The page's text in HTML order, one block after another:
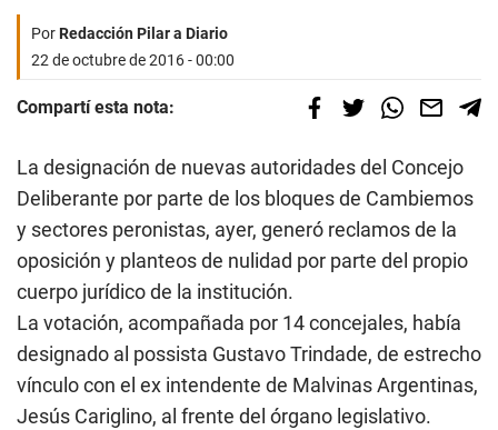
PorRedacción Pilar a Diario
22 de octubre de 2016 - 00:00
Compartí esta nota:
La designación de nuevas autoridades del Concejo
Deliberante por parte de los bloques de Cambiemos
y sectores peronistas, ayer, generó reclamos de la
oposición y planteos de nulidad por parte del propio
cuerpo jurídico de la institución.
La votación, acompañada por 14 concejales, había
designado al possista Gustavo Trindade, de estrecho
vínculo con el ex intendente de Malvinas Argentinas,
Jesús Cariglino, al frente del órgano legislativo.